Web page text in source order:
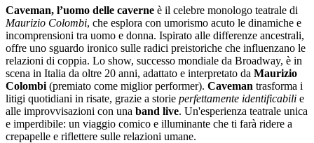
Caveman, l’uomo delle caverne è il celebre monologo teatrale di
Maurizio Colombi, che esplora con umorismo acuto le dinamiche e
incomprensioni tra uomo e donna. Ispirato alle differenze ancestrali,
offre uno sguardo ironico sulle radici preistoriche che influenzano le
relazioni di coppia. Lo show, successo mondiale da Broadway, è in
scena in Italia da oltre 20 anni, adattato e interpretato da Maurizio
Colombi (premiato come miglior performer). Caveman trasforma i
litigi quotidiani in risate, grazie a storie perfettamente identificabili e
alle improvvisazioni con una band live. Un'esperienza teatrale unica
e imperdibile: un viaggio comico e illuminante che ti farà ridere a
crepapelle e riflettere sulle relazioni umane.